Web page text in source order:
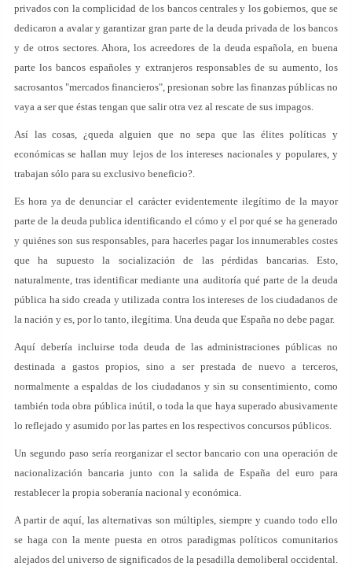
privados con la complicidad de los bancos centrales y los gobiernos, que se
dedicaron a avalar y garantizar gran parte de la deuda privada de los bancos
y de otros sectores. Ahora, los acreedores de la deuda española, en buena
parte los bancos españoles y extranjeros responsables de su aumento, los
sacrosantos "mercados financieros", presionan sobre las finanzas públicas no
vaya a ser que éstas tengan que salir otra vez al rescate de sus impagos.
Así las cosas, ¿queda alguien que no sepa que las élites políticas y
económicas se hallan muy lejos de los intereses nacionales y populares, y
trabajan sólo para su exclusivo beneficio?.
Es hora ya de denunciar el carácter evidentemente ilegítimo de la mayor
parte de la deuda publica identificando el cómo y el por qué se ha generado
y quiénes son sus responsables, para hacerles pagar los innumerables costes
que ha supuesto la socialización de las pérdidas bancarias. Esto,
naturalmente, tras identificar mediante una auditoría qué parte de la deuda
pública ha sido creada y utilizada contra los intereses de los ciudadanos de
la nación y es, por lo tanto, ilegítima. Una deuda que España no debe pagar.
Aquí debería incluirse toda deuda de las administraciones públicas no
destinada a gastos propios, sino a ser prestada de nuevo a terceros,
normalmente a espaldas de los ciudadanos y sin su consentimiento, como
también toda obra pública inútil, o toda la que haya superado abusivamente
lo reflejado y asumido por las partes en los respectivos concursos públicos.
Un segundo paso sería reorganizar el sector bancario con una operación de
nacionalización bancaria junto con la salida de España del euro para
restablecer la propia soberanía nacional y económica.
A partir de aquí, las alternativas son múltiples, siempre y cuando todo ello
se haga con la mente puesta en otros paradigmas políticos comunitarios
alejados del universo de significados de la pesadilla demoliberal occidental.